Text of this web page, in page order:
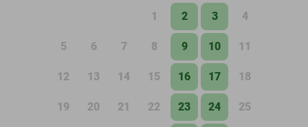
1 2 3 4
5 6 7 8 9 10 11
12 13 14 15 16 17 18
19 20 21 22 23 24 25